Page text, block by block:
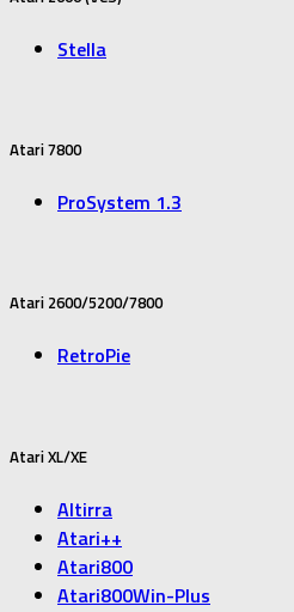
Stella
Atari 7800
ProSystem 1.3
Atari 2600/5200/7800
RetroPie
Atari XL/XE
Altirra
Atari++
Atari800
Atari800Win-Plus